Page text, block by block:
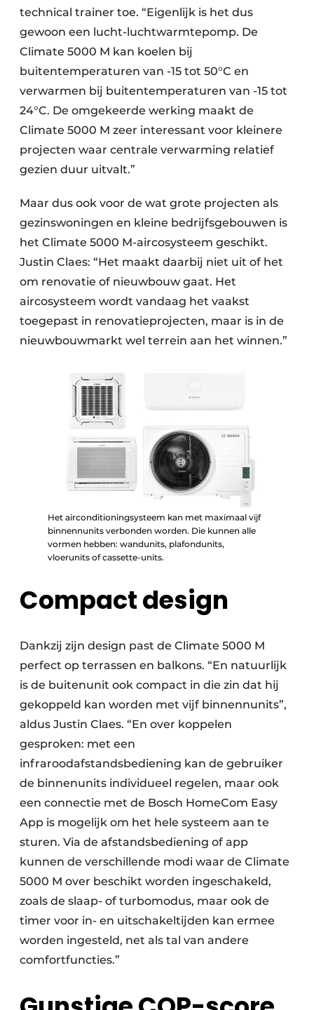
technical trainer toe. “Eigenlijk is het dus
gewoon een lucht-luchtwarmtepomp. De
Climate 5000 M kan koelen bij
buitentemperaturen van -15 tot 50°C en
verwarmen bij buitentemperaturen van -15 tot
24°C. De omgekeerde werking maakt de
Climate 5000 M zeer interessant voor kleinere
projecten waar centrale verwarming relatief
gezien duur uitvalt.”
Maar dus ook voor de wat grote projecten als
gezinswoningen en kleine bedrijfsgebouwen is
het Climate 5000 M-aircosysteem geschikt.
Justin Claes: “Het maakt daarbij niet uit of het
om renovatie of nieuwbouw gaat. Het
aircosysteem wordt vandaag het vaakst
toegepast in renovatieprojecten, maar is in de
nieuwbouwmarkt wel terrein aan het winnen.”
Het airconditioningsysteem kan met maximaal vijf
binnennunits verbonden worden. Die kunnen alle
vormen hebben: wandunits, plafondunits,
vloerunits of cassette-units.
Compact design
Dankzij zijn design past de Climate 5000 M
perfect op terrassen en balkons. “En natuurlijk
is de buitenunit ook compact in die zin dat hij
gekoppeld kan worden met vijf binnennunits”,
aldus Justin Claes. “En over koppelen
gesproken: met een
infraroodafstandsbediening kan de gebruiker
de binnenunits individueel regelen, maar ook
een connectie met de Bosch HomeCom Easy
App is mogelijk om het hele systeem aan te
sturen. Via de afstandsbediening of app
kunnen de verschillende modi waar de Climate
5000 M over beschikt worden ingeschakeld,
zoals de slaap- of turbomodus, maar ook de
timer voor in- en uitschakeltijden kan ermee
worden ingesteld, net als tal van andere
comfortfuncties.”